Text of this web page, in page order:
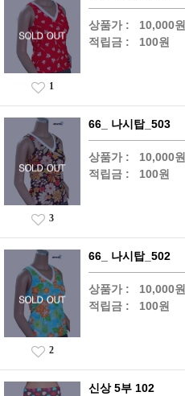
상품가 : 10,000원
적립금 : 100원
1
66_ 나시탑_503
상품가 : 10,000원
적립금 : 100원
3
66_ 나시탑_502
상품가 : 10,000원
적립금 : 100원
2
신상 5부 102